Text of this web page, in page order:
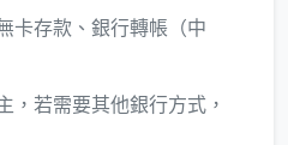
卡存款、銀行轉帳（中
，若需要其他銀行方式，